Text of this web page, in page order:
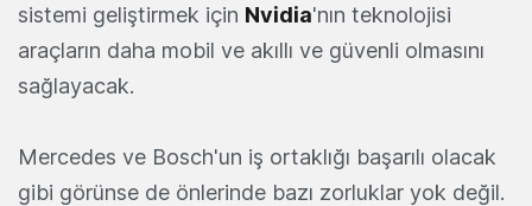
sistemi geliştirmek için Nvidia'nın teknolojisi
araçların daha mobil ve akıllı ve güvenli olmasını
sağlayacak.
Mercedes ve Bosch'un iş ortaklığı başarılı olacak
gibi görünse de önlerinde bazı zorluklar yok değil.